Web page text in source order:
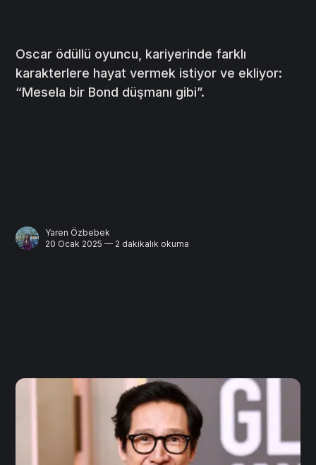
Oscar ödüllü oyuncu, kariyerinde farklı
karakterlere hayat vermek istiyor ve ekliyor:
“Mesela bir Bond düşmanı gibi”.
Yaren Özbebek
20 Ocak 2025 — 2 dakikalık okuma